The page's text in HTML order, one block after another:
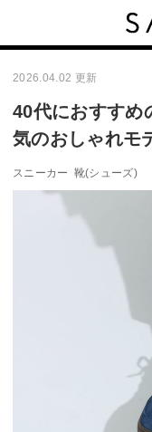
2026.04.02 更新
40代におすすめ
気のおしゃれモ
スニーカー 靴(シューズ)